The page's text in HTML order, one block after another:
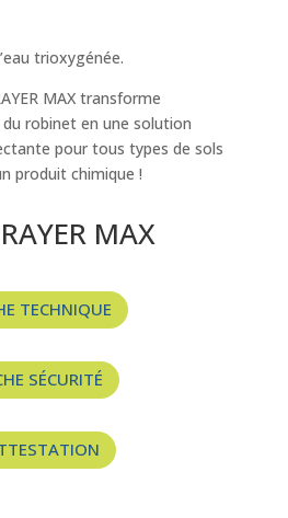
trioxygénée.
MAX transforme
robinet en une solution
pour tous types de sols
produit chimique !
MAX
TECHNIQUE
SÉCURITÉ